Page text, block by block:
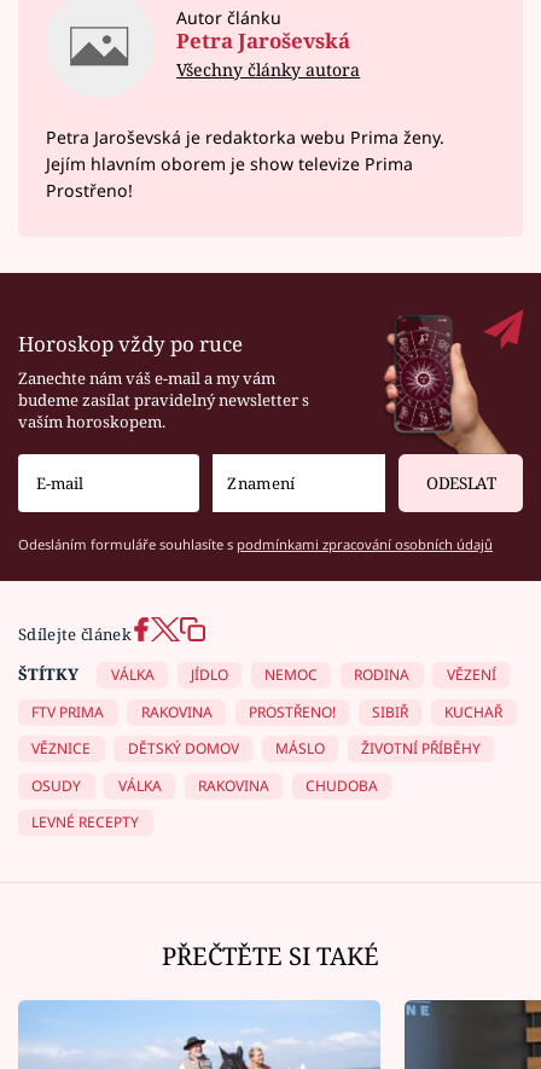
Autor článku
Petra Jaroševská
Všechny články autora
Petra Jaroševská je redaktorka webu Prima ženy.
Jejím hlavním oborem je show televize Prima
Prostřeno!
Horoskop vždy po ruce
Zanechte nám váš e-mail a my vám
budeme zasílat pravidelný newsletter s
vaším horoskopem.
ODESLAT
Odesláním formuláře souhlasíte s podmínkami zpracování osobních údajů
Sdílejte článek
ŠTÍTKY
VÁLKA JÍDLO NEMOC RODINA
VĚZENÍ
FTV PRIMA
RAKOVINA PROSTŘENO! SIBIŘ
KUCHAŘ
VĚZNICE
DĚTSKÝ DOMOV MÁSLO
ŽIVOTNÍ PŘÍBĚHY
OSUDY
VÁLKA RAKOVINA
CHUDOBA
LEVNÉ RECEPTY
PŘEČTĚTE SI TAKÉ